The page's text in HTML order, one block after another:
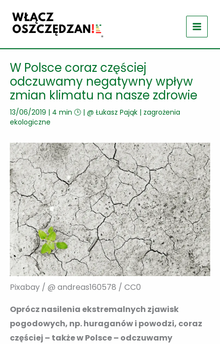
treści
W Polsce coraz częściej
odczuwamy negatywny wpływ
zmian klimatu na nasze zdrowie
13/06/2019 | 4 min 🕒 | @ Łukasz Pająk | zagrożenia
ekologiczne
Pixabay / @ andreas160578 / CC0
Oprócz nasilenia ekstremalnych zjawisk
pogodowych, np. huraganów i powodzi, coraz
częściej – także w Polsce – odczuwamy